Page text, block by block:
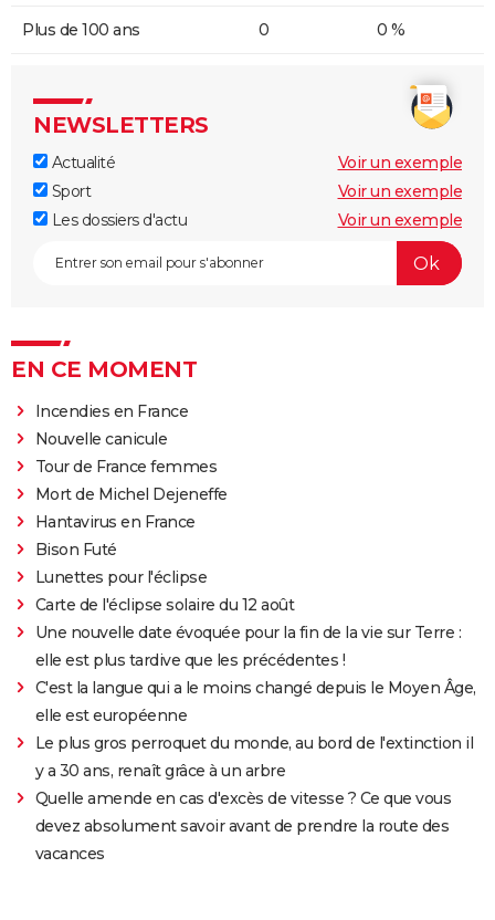
Plus de 100 ans 0 0 %
NEWSLETTERS
Actualité
Voir un exemple
Sport
Voir un exemple
Les dossiers d'actu
Voir un exemple
EN CE MOMENT
Incendies en France
Nouvelle canicule
Tour de France femmes
Mort de Michel Dejeneffe
Hantavirus en France
Bison Futé
Lunettes pour l'éclipse
Carte de l'éclipse solaire du 12 août
Une nouvelle date évoquée pour la fin de la vie sur Terre :
elle est plus tardive que les précédentes !
C'est la langue qui a le moins changé depuis le Moyen Âge,
elle est européenne
Le plus gros perroquet du monde, au bord de l'extinction il
y a 30 ans, renaît grâce à un arbre
Quelle amende en cas d'excès de vitesse ? Ce que vous
devez absolument savoir avant de prendre la route des
vacances